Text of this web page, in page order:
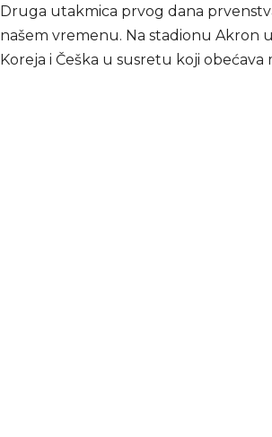
Druga utakmica prvog dana
našem vremenu. Na stadionu Akron
Koreja i Češka u susretu koji